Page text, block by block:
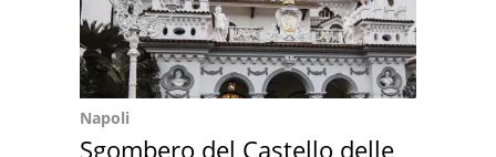
Napoli
Sgombero del Castello delle